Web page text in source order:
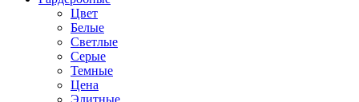
Цвет
Белые
Светлые
Серые
Темные
Цена
Элитные